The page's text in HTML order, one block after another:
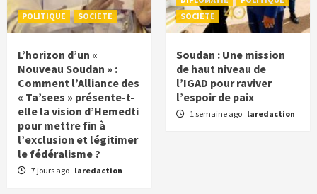
POLITIQUE SOCIETE
L’horizon d’un «
Nouveau Soudan » :
Comment l’Alliance des
« Ta’sees » présente-t-
elle la vision d’Hemedti
pour mettre fin à
l’exclusion et légitimer
le fédéralisme ?
7 jours ago laredaction
SOCIETE
Soudan : Une mission
de haut niveau de
l’IGAD pour raviver
l’espoir de paix
1 semaine ago laredaction